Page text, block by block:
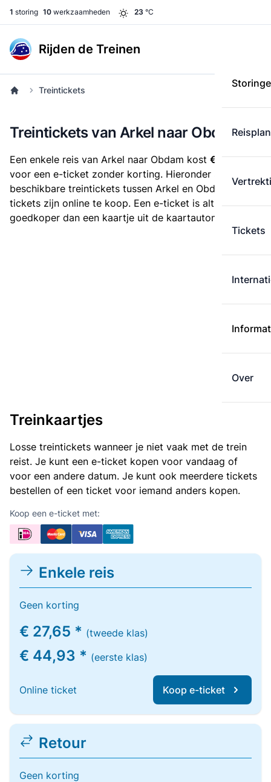
1 storing 10 werkzaamheden 23 °C
Rijden de Treinen
Tickets
Over
Treintickets
Treintickets van Arkel naar Obdam
Een enkele reis van Arkel naar Obdam kost € 27,65
voor een e-ticket zonder korting. Hieronder staan alle
beschikbare treintickets tussen Arkel en Obdam. Deze
tickets zijn online te koop. Een e-ticket is altijd
goedkoper dan een kaartje uit de kaartautomaat.
Treinkaartjes
Losse treintickets wanneer je niet vaak met de trein
reist. Je kunt een e-ticket kopen voor vandaag of
voor een andere datum. Je kunt ook meerdere tickets
bestellen of een ticket voor iemand anders kopen.
Koop een e-ticket met:
Enkele reis
Geen korting
€ 27,65 * (tweede klas)
€ 44,93 * (eerste klas)
Online ticket Koop e-ticket
Retour
Geen korting